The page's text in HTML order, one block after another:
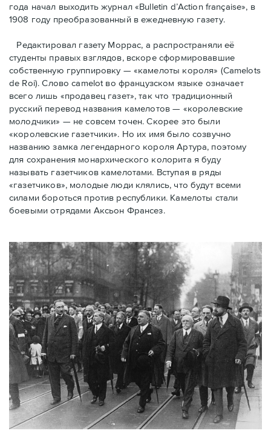
года начал выходить журнал «Bulletin d’Action française», в
1908 году преобразованный в ежедневную газету.
Редактировал газету Моррас, а распространяли её
студенты правых взглядов, вскоре сформировавшие
собственную группировку — «камелоты короля» (Camelots
de Roi). Слово camelot во французском языке означает
всего лишь «продавец газет», так что традиционный
русский перевод названия камелотов — «королевские
молодчики» — не совсем точен. Скорее это были
«королевские газетчики». Но их имя было созвучно
названию замка легендарного короля Артура, поэтому
для сохранения монархического колорита я буду
называть газетчиков камелотами. Вступая в ряды
«газетчиков», молодые люди клялись, что будут всеми
силами бороться против республики. Камелоты стали
боевыми отрядами Аксьон Франсез.